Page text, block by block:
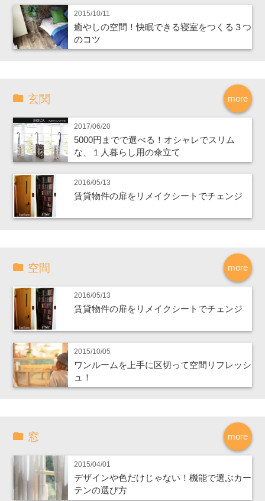
2015/10/11
癒やしの空間！快眠できる寝室をつくる３つ
のコツ
more
玄関
2017/06/20
5000円までで選べる！オシャレでスリム
な、１人暮らし用の傘立て
2016/05/13
賃貸物件の扉をリメイクシートでチェンジ
more
空間
2016/05/13
賃貸物件の扉をリメイクシートでチェンジ
2015/10/05
ワンルームを上手に区切って空間リフレッシ
ュ！
more
窓
2015/04/01
デザインや色だけじゃない！機能で選ぶカー
テンの選び方